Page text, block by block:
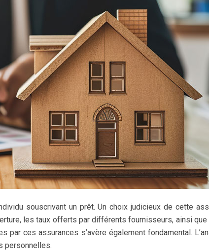
souscrivant un prêt. Un choix judicieux de cette
les taux offerts par différents fournisseurs, ainsi
ces assurances s’avère également fondamental.
personnelles.